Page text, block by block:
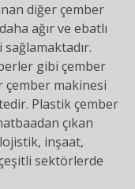
diğer çember
ağır ve ebatlı
gibi çember
çember makinesi
Plastik çember
çıkan
inşaat,
sektörlerde